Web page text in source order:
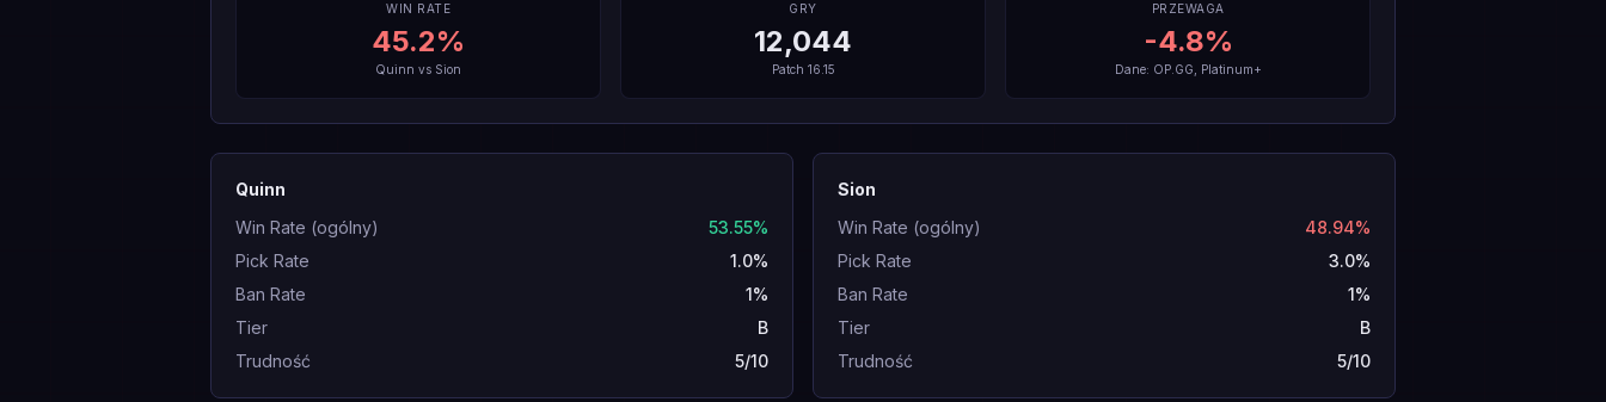
WIN RATE
45.2%
Quinn vs Sion
GRY
12,044
Patch 16.15
PRZEWAGA
-4.8%
Dane: OP.GG, Platinum+
Quinn
Win Rate (ogólny)
53.55%
Pick Rate
1.0%
Ban Rate
1%
Tier
B
Trudność
5/10
Sion
Win Rate (ogólny)
48.94%
Pick Rate
3.0%
Ban Rate
1%
Tier
B
Trudność
5/10